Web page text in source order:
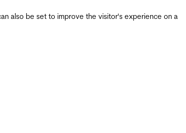
also be set to improve the visitor's experience on a